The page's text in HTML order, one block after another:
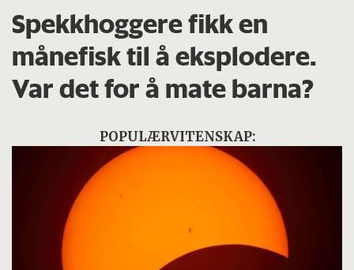
Spekkhoggere fikk en
månefisk til å eksplodere.
Var det for å mate barna?
POPULÆRVITENSKAP: